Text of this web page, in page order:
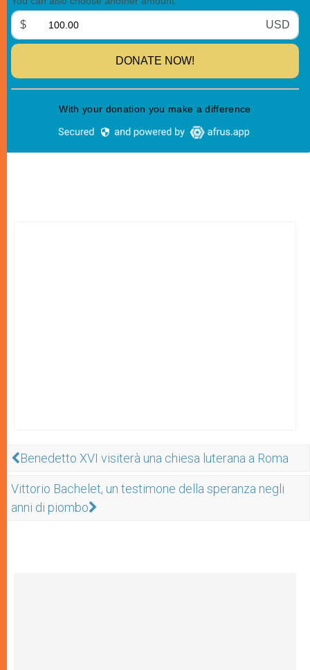
Benedetto XVI visiterà una chiesa luterana a Roma
Vittorio Bachelet, un testimone della speranza negli
anni di piombo